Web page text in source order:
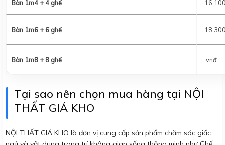
Bàn 1m4 + 4 ghế
Bàn 1m6 + 6 ghế
Bàn 1m8 + 8 ghế vnđ
Tại sao nên chọn mua hàng tại NỘI
THẤT GIÁ KHO
NỘI THẤT GIÁ KHO là đơn vị cung cấp sản phẩm chăm sóc giấc